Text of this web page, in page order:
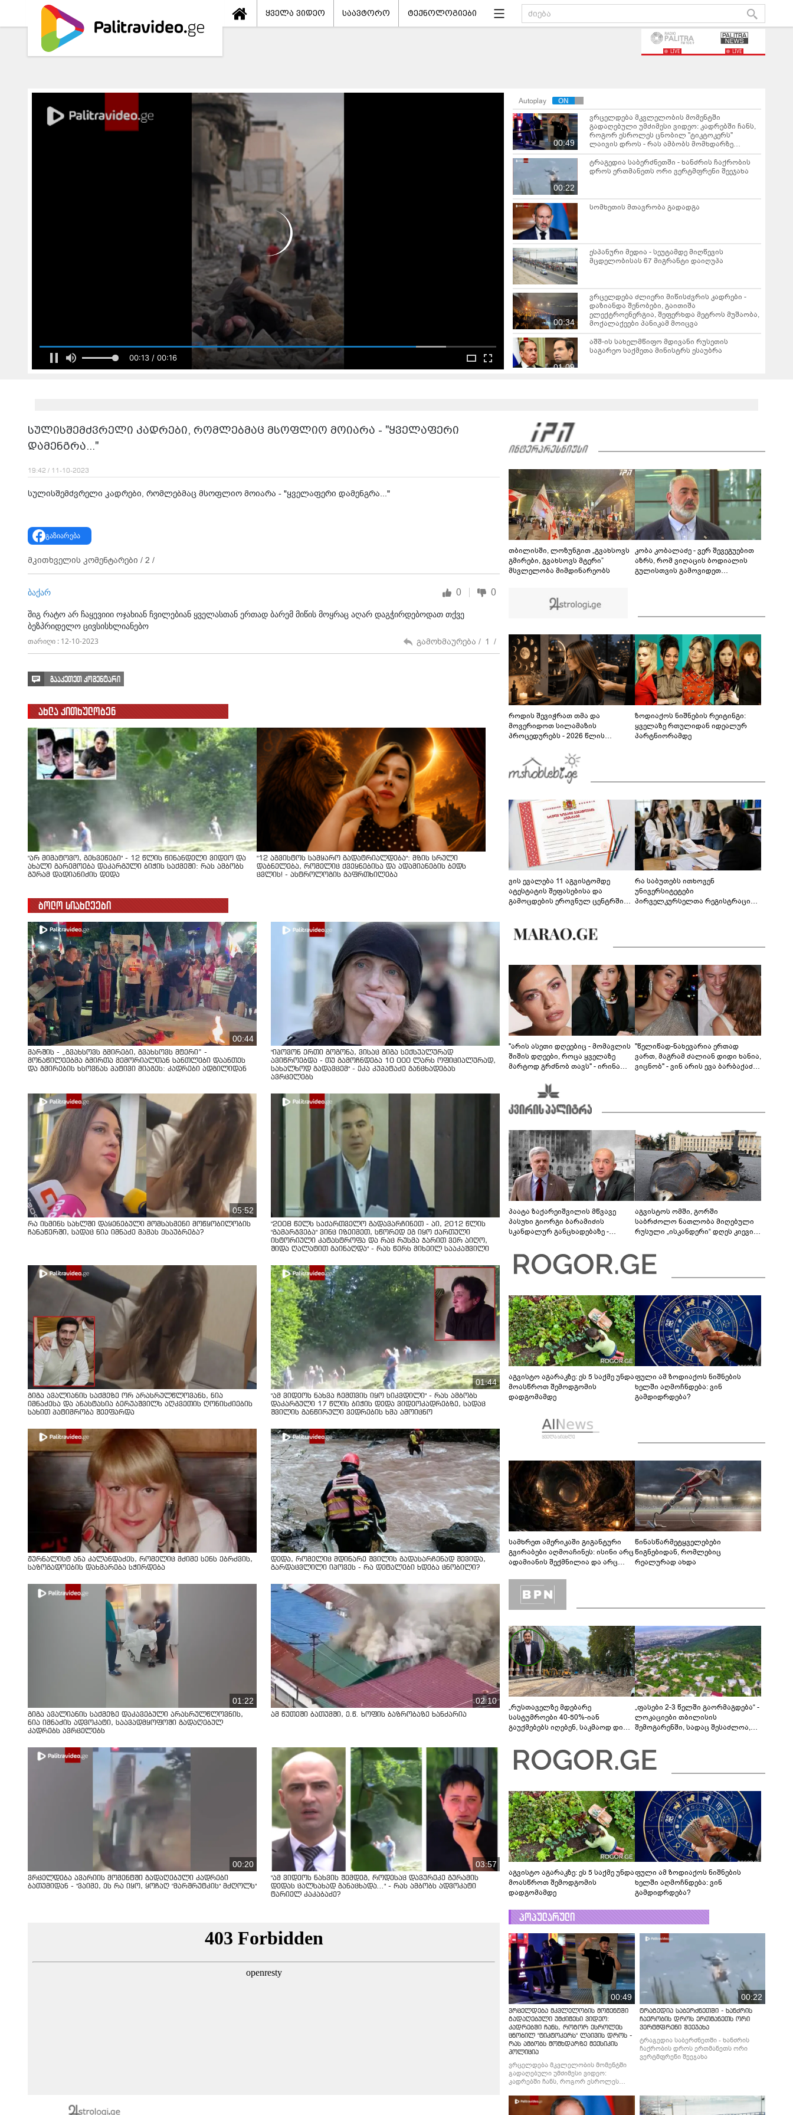
ყველა ვიდეო საავტორო ტექნოლოგიები
LIVE LIVE
00:13 / 00:16
Autoplay
00:49
ვრცელდება მკვლელობის მომენტში
გადაღებული უმძიმესი ვიდეო: კადრებში ჩანს,
როგორ ესროლეს ცნობილ "ტიკტოკერს"
ლაივის დროს - რას ამბობს მომხდარზე
მექსიკის პოლიცია
00:22
ტრაგედია საბერძნეთში - ხანძრის ჩაქრობის
დროს ერთმანეთს ორი ვერტმფრენი შეეჯახა
სომხეთის მთავრობა გადადგა
ესპანური მედია - სეუტამდე მიღწევის
მცდელობისას 67 მიგრანტი დაიღუპა
00:34
ვრცელდება ძლიერი მიწისძვრის კადრები -
დაზიანდა შენობები, გაითიშა
ელექტროენერგია, შეფერხდა მეტროს მუშაობა,
მოქალაქეები პანიკამ მოიცვა
01:09
აშშ-ის სახელმწიფო მდივანი რუსეთის
საგარეო საქმეთა მინისტრს ესაუბრა
00:41
მადრიდის ჩრდილოეთით მდებარე
გვადალახარას პროვინციაში გაჩენილმა
ხანძარმა 12000 ჰექტარი ფართობი მოიცვა
00:54
მალარიის შემთხვევები ევროპის ერთ-ერთ დიდ
აეროპორტში - რამდენად დიდია საფრთხე და
რას წერს მედია?
სულისშემძვრელი კადრები, რომლებმაც მსოფლიო მოიარა - "ყველაფერი
დამენგრა..."
19:42 / 11-10-2023
სულისშემძვრელი კადრები, რომლებმაც მსოფლიო მოიარა - "ყველაფერი დამენგრა..."
გაზიარება
მკითხველის კომენტარები / 2 /
ბაქარ 0 0
შიგ რატო არ ჩაყევიიი ოჯახიან ჩვილებიან ყველასთან ერთად ბარემ მიწის მოყრაც აღარ დაგჭირდებოდათ თქვე
ბეზპრიდელო ცივსისხლიანებო
თარიღი : 12-10-2023 გამოხმაურება / 1 /
გააკეთეთ კომენტარი
ახლა კითხულობენ
"არ მიმატოვო, გეხვეწები" - 12 წლის წინანდელი ვიდეო და
ახალი გარემოება დაკარგული ბიჭის საქმეში: რას ამბობს
გურამ დადიანიძის დედა
"12 აგვისტოს სამყარო გადატრიალდება": მზის სრული
დაბნელება, რომელიც ქვეყნებისა და ადამიანების ბედს
ცვლის! - ასტროლოგის გაფრთხილება
ბოლო სიახლეები
00:44
მარშის - „გვახსოვს გმირები, გვახსოვს მტერი” -
მონაწილეებმა გმირთა მემორიალთან სანთლები დაანთეს
და გმირების ხსოვნას პატივი მიაგეს: კადრები ადგილიდან
"იპოვონ ერთი გოგონა, ვისაც გიგა სექსუალურად
ავიწროებდა - თუ გამოჩნდება 10 000 ლარს ოფიციალურად,
სახალხოდ გადავცემ" - ეკა კუპატაძე განცხადებას
ავრცელებს
05:52
რა ისმინს სახლში დაყენებული მომსასმენი მოწყობილობის
ჩანაწერში, სადაც ნია იმნაძე მამას ესაუბრება?
"2008 წელს საქართველო გადავარჩინეთ - აი, 2012 წლის
"გამარჯვება" ვინც იზეიმეთ, სწორედ ეგ იყო ქართული
ისტორიული კატასტროფა და რაც რუსმა ჯარით ვერ აიღო,
შიდა ღალატით გაინაღდა" - რას წერს მიხეილ სააკაშვილი
გიგა ავალიანის საქმეზე ორ არასრულწლოვანს, ნია
იმნაძესა და ანასტასია ბერუაშვილს აღკვეთის ღონისძიების
სახით პატიმრობა შეეფარდა
01:44
"ამ ვიდეოს ნახვა ჩემთვის იყო სიკვდილი" - რას ამბობს
დაკარგული 17 წლის ბიჭის დედა ვიდეოკადრებზე, სადაც
შვილის განწირული ვედრების ხმა ამოიცნო
ჟურნალისტ ანა კალანდაძეს, რომელიც მძიმე სენს ებრძვის,
საზოგადოების დახმარება სჭირდება
დედა, რომელიც მდინარე შვილის გადასარჩენად შევიდა,
გარდაცვლილი იპოვეს - რა დეტალები ხდება ცნობილი?
01:22
გიგა ავალიანის საქმეზე დაკავებული არასრულწლოვნის,
ნია იმნაძის ადვოკატი, საავადმყოფოში გადაღებულ
კადრებს ავრცელებს
02:10
ამ წუთეში ბათუმში, ე.წ. ხოფის ბაზრობაზე ხანძარია
00:20
ვრცელდება ავარიის მომენტში გადაღებული კადრები
ბათუმიდან - "ვაიმე, ეს რა იყო, ყოჩაღ "მარშრუტკის" მძღოლს"
03:57
"ამ ვიდეოს ნახვის შემდეგ, როდესაც დავურეკე გურამის
დედას ცალსახად განაცხადა..." - რას ამბობს ადვოკატი
ტარიელ კაკაბაძე?
თბილისში, ლოზუნგით „გვახსოვს
გმირები, გვახსოვს მტერი”
მსვლელობა მიმდინარეობს
კობა კობალაძე - ვერ შევეგუებით
აზრს, რომ ვიღაცის ბოდიალის
გულისთვის გამოვიდეთ
როდის შევიჭრათ თმა და
მოვერიდოთ სილამაზის
პროცედურებს - 2026 წლის
გზამკვლევი
ზოდიაქოს ნიშნების რეიტინგი:
ყველაზე რთულიდან იდეალურ
პარტნიორამდე
ვის ევალება 11 აგვისტომდე
ატესტატის შეფასებისა და
გამოცდების ეროვნულ ცენტრში
რა საბუთებს ითხოვენ
უნივერსიტეტები
პირველკურსელთა რეგისტრაციის
"არის ასეთი დღეებიც - მომავლის
შიშის დღეები, როცა ყველაზე
მარტოდ გრძნობ თავს" - ირინა
"წელიწად-ნახევარია ერთად
ვართ, მაგრამ ძალიან დიდი ხანია,
ვიცნობ" - ვინ არის ევა ბარბაქაძის
პაატა ზაქარეიშვილის მწვავე
პასუხი გიორგი ბარამიძის
სკანდალურ განცხადებაზე -
გადმოვასვენე... ბარამიძე კი
ტყუის"
აგვისტოს ომში, გორში
საბრძოლო ნათლობა მიღებული
რუსული „ისკანდერი“ დღეს კიევის
აგვისტო აგარაკზე: ეს 5 საქმე უნდა
მოასწროთ შემოდგომის
დადგომამდე
ფული ამ ზოდიაქოს ნიშნების
ხელში აღმოჩნდება: ვინ
გამდიდრდება?
სამხრეთ ამერიკაში გიგანტური
გვირაბები აღმოაჩინეს: ისინი არც
ადამიანის შექმნილია და არც
ლაბირინთები?
წინასწარმეტყველებები
წიგნებიდან, რომლებიც
რეალურად ახდა
„რუსთაველზე მდებარე
სასტუმროები 40-50%-იან
გაუქმებებს იღებენ, საკმაოდ დიდი
შეხვდებოდა“
„ფასები 2-3 წელში გაორმაგდება“ -
ლოკაციები თბილისის
შემოგარენში, სადაც შესაძლოა,
აგვისტო აგარაკზე: ეს 5 საქმე უნდა
მოასწროთ შემოდგომის
დადგომამდე
ფული ამ ზოდიაქოს ნიშნების
ხელში აღმოჩნდება: ვინ
გამდიდრდება?
პოპულარული
00:49
ვრცელდება მკვლელობის მომენტში
გადაღებული უმძიმესი ვიდეო:
კადრებში ჩანს, როგორ ესროლეს
ცნობილ "ტიკტოკერს" ლაივის დროს -
რას ამბობს მომხდარზე მექსიკის
პოლიცია
ვრცელდება მკვლელობის მომენტში
გადაღებული უმძიმესი ვიდეო:
კადრებში ჩანს, როგორ ესროლეს
რას ამბობს მომხდარზე მექსიკის
პოლიცია
00:22
ტრაგედია საბერძნეთში - ხანძრის
ჩაქრობის დროს ერთმანეთს ორი
ვერტმფრენი შეეჯახა
ტრაგედია საბერძნეთში - ხანძრის
ჩაქრობის დროს ერთმანეთს ორი
ვერტმფრენი შეეჯახა